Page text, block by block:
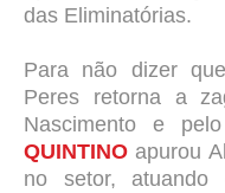
das Eliminatórias.
Para não dizer
Peres retorna a
Nascimento e
QUINTINO apurou
no setor, atuando